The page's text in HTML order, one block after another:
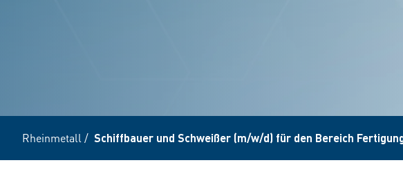
Rheinmetall / Schiffbauer und Schweißer (m/w/d) für den Bereich